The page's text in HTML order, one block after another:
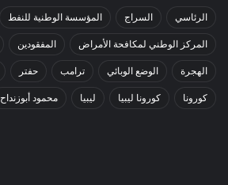
الرئاسي السراج المؤسسة الوطنية للنفط
المركز الوطني لمكافحة الأمراض المفقودين
الهجرة الوضع الوبائي ترامب حفتر
كورونا كورونا ليبيا ليبيا محمود أبوزنداح